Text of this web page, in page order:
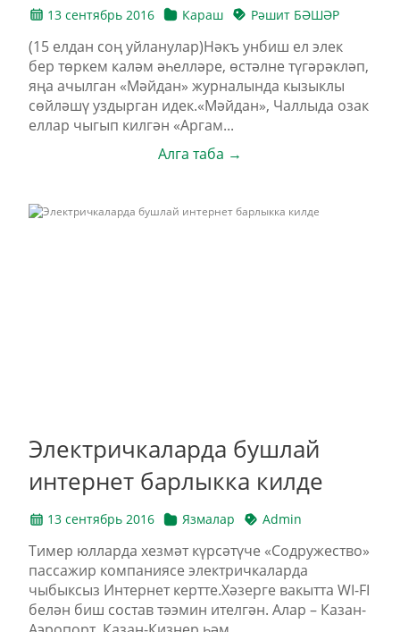
13 сентябрь 2016 Караш Рәшит БӘШӘР
(15 елдан соң уйланулар)Нәкъ унбиш ел элек
бер төркем каләм әһелләре, өстәлне түгәрәкләп,
яңа ачылган «Мәйдан» журналында кызыклы
сөйләшү уздырган идек.«Мәйдан», Чаллыда озак
еллар чыгып килгән «Аргам...
Алга таба →
Электричкаларда бушлай
интернет барлыкка килде
13 сентябрь 2016 Язмалар Admin
Тимер юлларда хезмәт күрсәтүче «Содружество»
пассажир компаниясе электричкаларда
чыбыксыз Интернет кертте.Хәзерге вакытта WI-FI
белән биш состав тәэмин ителгән. Алар – Казан-